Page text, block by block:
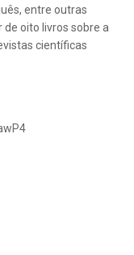
entre outras
de oito livros sobre a
científicas